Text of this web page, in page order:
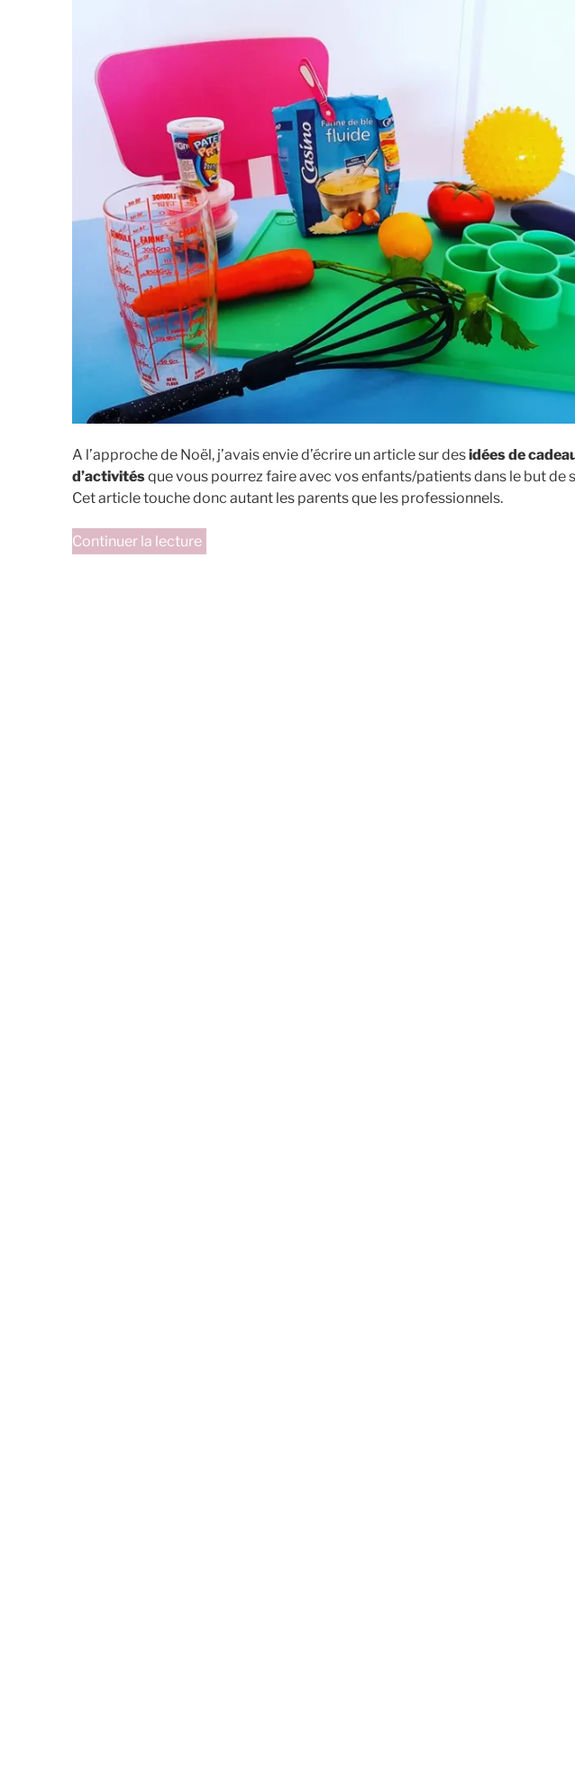
A l’approche de Noël, j’avais envie d’écrire un article sur desidées de
d’activitésque vous pourrez faire avec vos enfants/patients dans le but de
Cet article touche donc autant les parents que les professionnels.
Continuer la lecturede